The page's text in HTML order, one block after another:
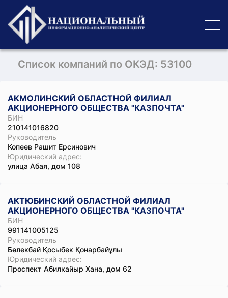
Список компаний по ОКЭД: 53100
АКМОЛИНСКИЙ ОБЛАСТНОЙ ФИЛИАЛ
АКЦИОНЕРНОГО ОБЩЕСТВА "КАЗПОЧТА"
БИН
210141016820
Руководитель
Копеев Рашит Ерсинович
Юридический адрес:
улица Абая, дом 108
АКТЮБИНСКИЙ ОБЛАСТНОЙ ФИЛИАЛ
АКЦИОНЕРНОГО ОБЩЕСТВА "КАЗПОЧТА"
БИН
991141005125
Руководитель
Бөлекбай Қосыбек Қонарбайұлы
Юридический адрес:
Проспект Абилкайыр Хана, дом 62